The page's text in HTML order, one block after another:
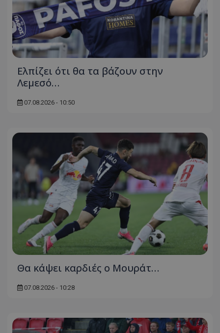
Ελπίζει ότι θα τα βάζουν στην
Λεμεσό…
07.08.2026 - 10:50
Θα κάψει καρδιές ο Μουράτ…
07.08.2026 - 10:28